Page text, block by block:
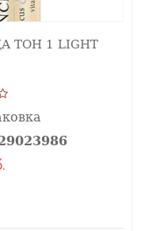
ТОН 1 LIGHT